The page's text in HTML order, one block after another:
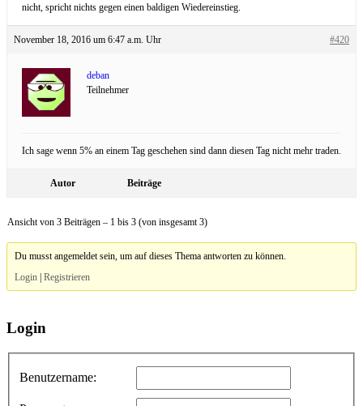
nicht, spricht nichts gegen einen baldigen Wiedereinstieg.
November 18, 2016 um 6:47 a.m. Uhr #420
deban
Teilnehmer
Ich sage wenn 5% an einem Tag geschehen sind dann diesen Tag nicht mehr traden.
Autor Beiträge
Ansicht von 3 Beiträgen – 1 bis 3 (von insgesamt 3)
Du musst angemeldet sein, um auf dieses Thema antworten zu können.
Login |Registrieren
Login
Benutzername: